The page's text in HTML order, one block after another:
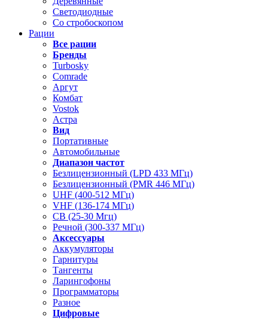
Светодиодные
Со стробоскопом
Рации
Все рации
Бренды
Turbosky
Comrade
Аргут
Комбат
Vostok
Астра
Вид
Портативные
Автомобильные
Диапазон частот
Безлицензионный (LPD 433 МГц)
Безлицензионный (PMR 446 МГц)
UHF (400-512 МГц)
VHF (136-174 МГц)
CB (25-30 Мгц)
Речной (300-337 МГц)
Аксессуары
Аккумуляторы
Гарнитуры
Тангенты
Ларингофоны
Программаторы
Разное
Цифровые